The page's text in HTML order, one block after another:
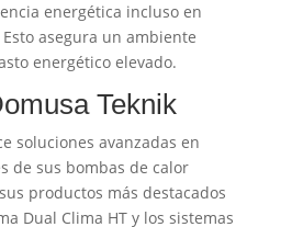
energética incluso en
asegura un ambiente
energético elevado.
Teknik
soluciones avanzadas en
de sus bombas de calor
productos más destacados
Dual Clima HT y los sistemas